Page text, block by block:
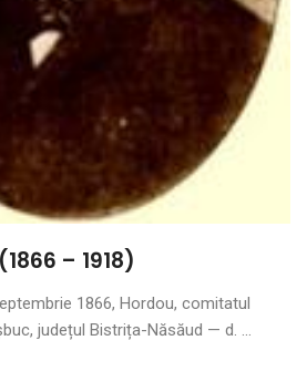
– 1918)
1866, Hordou, comitatul
județul Bistrița-Năsăud — d. ...